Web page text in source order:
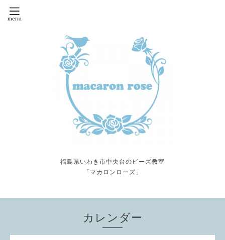
福島県いわき市中央台のビーズ教室
「マカロンローズ」
カレンダー